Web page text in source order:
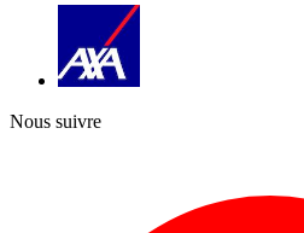
Nous suivre